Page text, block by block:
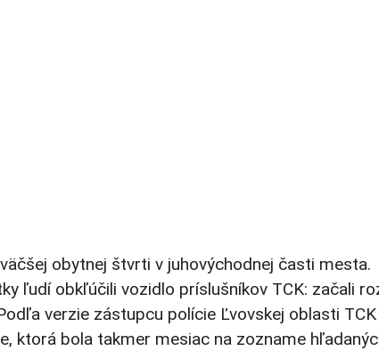
obytnej štvrti v juhovýchodnej časti mesta.
ľudí obkľúčili vozidlo príslušníkov TCK: začali
verzie zástupcu polície Ľvovskej oblasti TCK
ktorá bola takmer mesiac na zozname